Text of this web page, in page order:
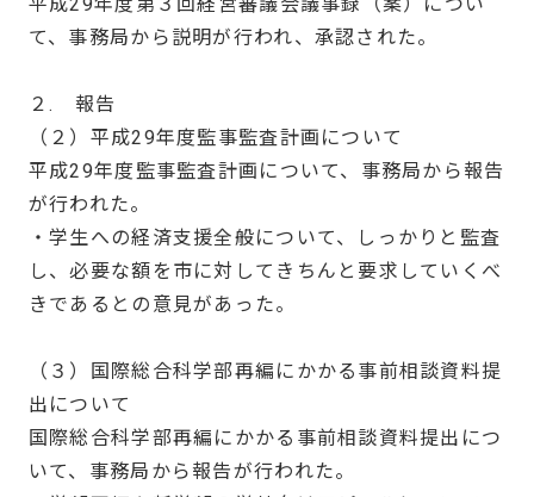
て、事務局から説明が行われ、承認された。
２. 報告
（２）平成29年度監事監査計画について
平成29年度監事監査計画について、事務局から報告
が行われた。
・学生への経済支援全般について、しっかりと監査
し、必要な額を市に対してきちんと要求していくべ
きであるとの意見があった。
（３）国際総合科学部再編にかかる事前相談資料提
出について
国際総合科学部再編にかかる事前相談資料提出につ
いて、事務局から報告が行われた。